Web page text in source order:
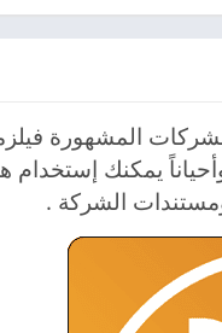
المشهورة
يمكنك إستخدام
الشركة .